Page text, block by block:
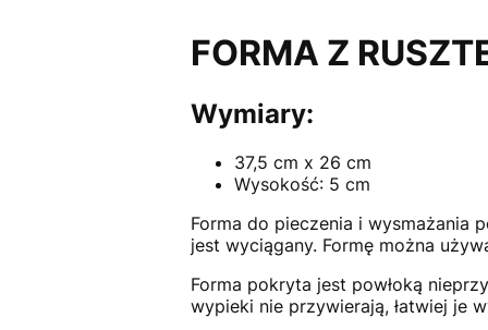
FORMA Z
Wymiary:
37,5 cm x 26 cm
Wysokość: 5 cm
Forma do pieczenia i wysmażania
jest wyciągany. Formę można
Forma pokryta jest powłoką
wypieki nie przywierają, łatwiej je